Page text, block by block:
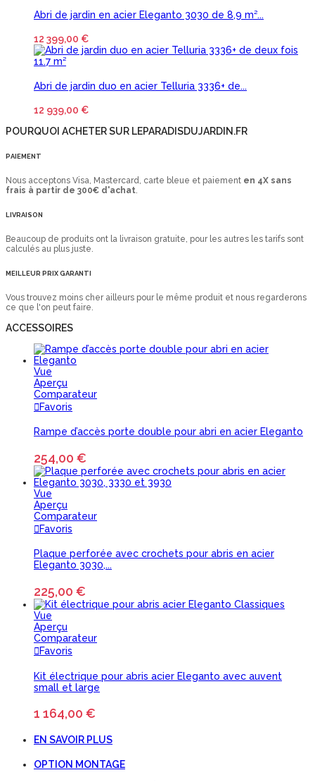
Abri de jardin en acier Eleganto 3030 de 8,9 m²...
12 399,00 €
Abri de jardin duo en acier Telluria 3336+ de...
12 939,00 €
POURQUOI ACHETER SUR LEPARADISDUJARDIN.FR
PAIEMENT
Nous acceptons Visa, Mastercard, carte bleue et paiement en 4X sans
frais à partir de 300€ d'achat.
LIVRAISON
Beaucoup de produits ont la livraison gratuite, pour les autres les tarifs sont
calculés au plus juste.
MEILLEUR PRIX GARANTI
Vous trouvez moins cher ailleurs pour le même produit et nous regarderons
ce que l'on peut faire.
ACCESSOIRES
Vue
Aperçu
Comparateur
Favoris
Rampe d’accès porte double pour abri en acier Eleganto
254,00 €
Vue
Aperçu
Comparateur
Favoris
Plaque perforée avec crochets pour abris en acier
Eleganto 3030,...
225,00 €
Vue
Aperçu
Comparateur
Favoris
Kit électrique pour abris acier Eleganto avec auvent
small et large
1 164,00 €
EN SAVOIR PLUS
OPTION MONTAGE